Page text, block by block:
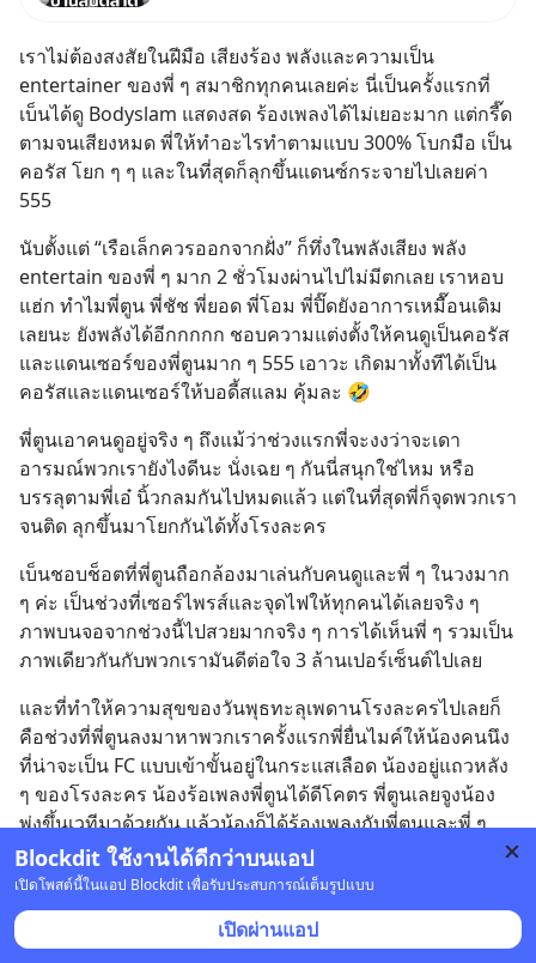
Blockdit ใช้งานได้ดีกว่าบนแอป
เปิดโพสต์นี้ในแอป Blockdit เพื่อรับประสบการณ์เต็มรูปแบบ
เปิดผ่านแอป
#บ้านล้นตลาด #เศรษฐกิจไทย
#EICAround #SCBThailand
สามารถดูคลิปท
เราไม่ต้องสงสัยในฝีมือ เสียงร้อง พลังและความเป็น
entertainer ของพี่ ๆ สมาชิกทุกคนเลยค่ะ นี่เป็นครั้งแรกที่
เบ็นได้ดู Bodyslam แสดงสด ร้องเพลงได้ไม่เยอะมาก แต่กรี๊ด
ตามจนเสียงหมด พี่ให้ทำอะไรทำตามแบบ 300% โบกมือ เป็น
คอรัส โยก ๆ ๆ และในที่สุดก็ลุกขึ้นแดนซ์กระจายไปเลยค่า
555
นับตั้งแต่ “เรือเล็กควรออกจากฝั่ง” ก็ทึ่งในพลังเสียง พลัง
entertain ของพี่ ๆ มาก 2 ชั่วโมงผ่านไปไม่มีตกเลย เราหอบ
แฮ่ก ทำไมพี่ตูน พี่ชัช พี่ยอด พี่โอม พี่ปิ๊ดยังอาการเหมื๊อนเดิม
เลยนะ ยังพลังได้อีกกกกก ชอบความแต่งตั้งให้คนดูเป็นคอรัส
และแดนเซอร์ของพี่ตูนมาก ๆ 555 เอาวะ เกิดมาทั้งทีได้เป็น
คอรัสและแดนเซอร์ให้บอดี้สแลม คุ้มละ 🤣
พี่ตูนเอาคนดูอยู่จริง ๆ ถึงแม้ว่าช่วงแรกพี่จะงงว่าจะเดา
อารมณ์พวกเรายังไงดีนะ นั่งเฉย ๆ กันนี่สนุกใช่ไหม หรือ
บรรลุตามพี่เอ๋ นิ้วกลมกันไปหมดแล้ว แต่ในที่สุดพี่ก็จุดพวกเรา
จนติด ลุกขึ้นมาโยกกันได้ทั้งโรงละคร
เบ็นชอบช็อตที่พี่ตูนถือกล้องมาเล่นกับคนดูและพี่ ๆ ในวงมาก
ๆ ค่ะ เป็นช่วงที่เซอร์ไพรส์และจุดไฟให้ทุกคนได้เลยจริง ๆ
ภาพบนจอจากช่วงนี้ไปสวยมากจริง ๆ การได้เห็นพี่ ๆ รวมเป็น
ภาพเดียวกันกับพวกเรามันดีต่อใจ 3 ล้านเปอร์เซ็นต์ไปเลย
และที่ทำให้ความสุขของวันพุธทะลุเพดานโรงละครไปเลยก็
คือช่วงที่พี่ตูนลงมาหาพวกเราครั้งแรกพี่ยื่นไมค์ให้น้องคนนึง
ที่น่าจะเป็น FC แบบเข้าขั้นอยู่ในกระแสเลือด น้องอยู่แถวหลัง
ๆ ของโรงละคร น้องร้อเพลงพี่ตูนได้ดีโคตร พี่ตูนเลยจูงน้อง
พุ่งขึ้นเวทีมาด้วยกัน แล้วน้องก็ได้ร้องเพลงกับพี่ตูนและพี่ ๆ
Bodyslam เต็มวงบนเวทีกันไปเลย โหวววสานฝันขั้นสุด ไหน
จะได้เสื้อ ไหนจะได้กอดไหล่ ตีมือ ... งื้อ ฟินแทนนนน
เบ็นก็นึกว่าหมดแค่นี้แหละ ไม่น่ามีโมเม้นท์อะไรอีกละปรากฏ
ว่าช่วงท้าย ๆ พี่ยอดไปดึงน้องตัวจิ๋วคนนึงที่เป็น FC พี่ยอด แต่ง